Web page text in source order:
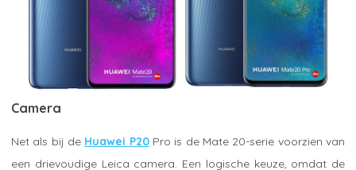
Camera
Net als bij de Huawei P20Pro is de Mate 20-serie voorzien van
een drievoudige Leica camera. Een logische keuze, omdat de